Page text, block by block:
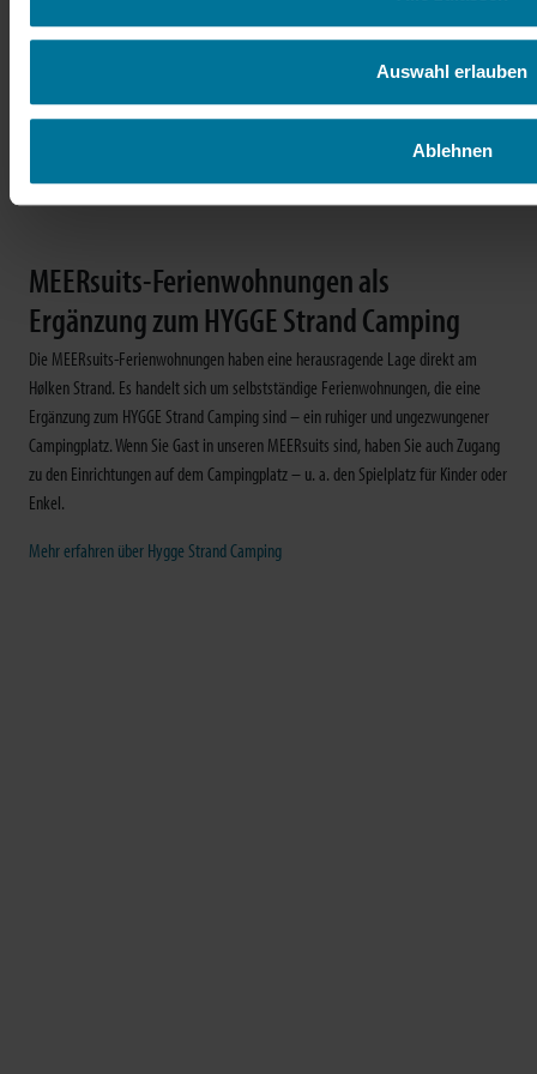
Auswahl erlauben
Ablehnen
instagram
MEERsuits-Ferienwohnungen als
Ergänzung zum HYGGE Strand Camping
Die MEERsuits-Ferienwohnungen haben eine herausragende Lage direkt am
Hølken Strand. Es handelt sich um selbstständige Ferienwohnungen, die eine
Ergänzung zum HYGGE Strand Camping sind – ein ruhiger und ungezwungener
Campingplatz. Wenn Sie Gast in unseren MEERsuits sind, haben Sie auch Zugang
zu den Einrichtungen auf dem Campingplatz – u. a. den Spielplatz für Kinder oder
Enkel.
Mehr erfahren über Hygge Strand Camping